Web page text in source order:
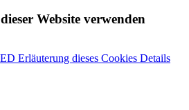
Website verwenden
Erläuterung dieses Cookies Details